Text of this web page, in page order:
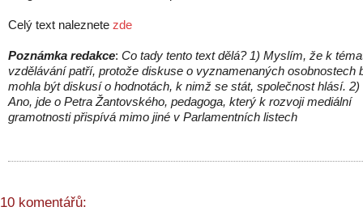
Celý text naleznete zde
Poznámka redakce: Co tady tento text dělá? 1) Myslím, že k
vzdělávání patří, protože diskuse o vyznamenaných osobnostech
mohla být diskusí o hodnotách, k nimž se stát, společnost hlásí. 2)
Ano, jde o Petra Žantovského, pedagoga, který k rozvoji mediální
gramotnosti přispívá mimo jiné v Parlamentních listech
10 komentářů: